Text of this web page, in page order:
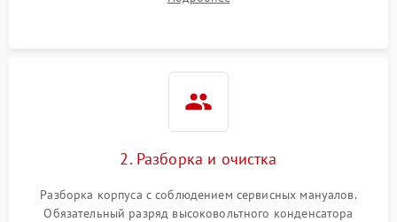
матрицы и затвора, проверка работы автофокуса и вспышки.
2. Разборка и очистка
Разборка корпуса с соблюдением сервисных мануалов.
Обязательный разряд высоковольтного конденсатора